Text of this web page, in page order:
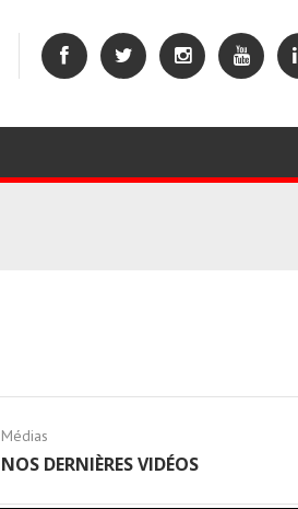
Médias
NOS DERNIÈRES VIDÉOS